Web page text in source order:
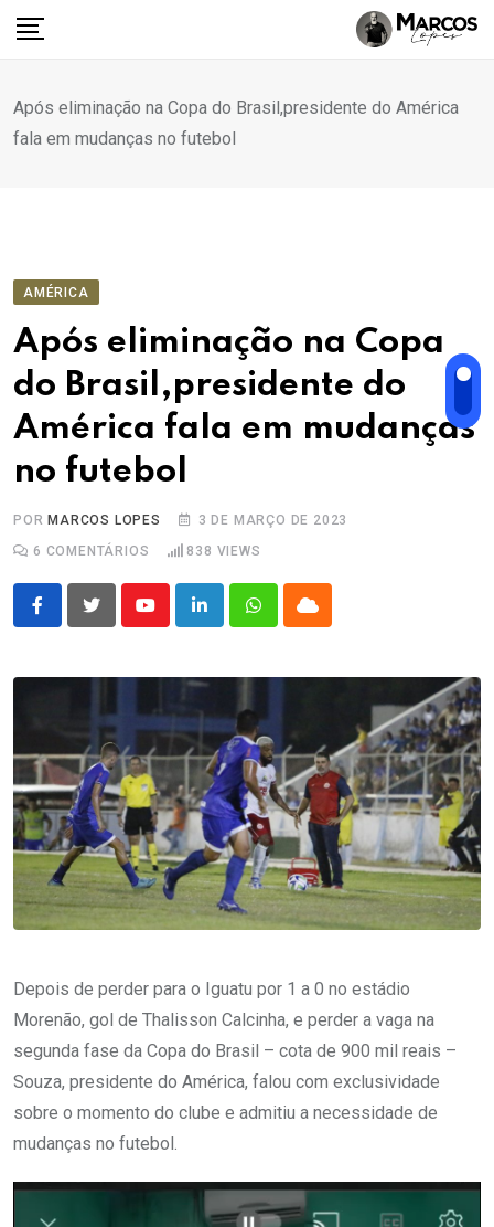
para
conteúdo
Após eliminação na Copa do Brasil,presidente do América
fala em mudanças no futebol
AMÉRICA
Após eliminação na Copa
do Brasil,presidente do
América fala em mudanças
no futebol
PORMARCOS LOPES
3 DE MARÇO DE 2023
6 COMENTÁRIOS 838 VIEWS
YoutubeLinkedInWhatsappCloud
Depois de perder para o Iguatu por 1 a 0 no estádio
Morenão, gol de Thalisson Calcinha, e perder a vaga na
segunda fase da Copa do Brasil – cota de 900 mil reais –
Souza, presidente do América, falou com exclusividade
sobre o momento do clube e admitiu a necessidade de
mudanças no futebol.